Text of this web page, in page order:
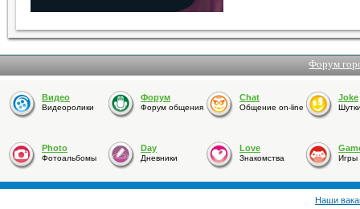
Форум
Видео
Видеоролики
Форум
Форум общения
Chat
Общение on-line
Joke
Photo
Фотоальбомы
Day
Дневники
Love
Знакомства Игры
Наши